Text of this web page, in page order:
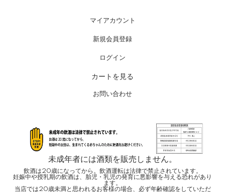
マイアカウント
新規会員登録
ログイン
カートを見る
お問い合わせ
未成年者には酒類を販売しません。
飲酒は20歳になってから。飲酒運転は法律で禁止されています。
妊娠中や授乳期の飲酒は、胎児・乳児の発育に悪影響を与える恐れがあり
ます。
当店では20歳未満と思われるお客様の場合、必ず年齢確認をしていただ